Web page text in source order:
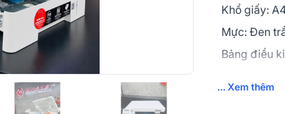
Khổ giấy:
Mực: Đen
Bảng điều
... Xem thêm